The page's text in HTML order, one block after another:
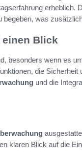
erheblich.
was
Blick
besonders wenn es
die Sicherheit
und die
klaren Blick auf die